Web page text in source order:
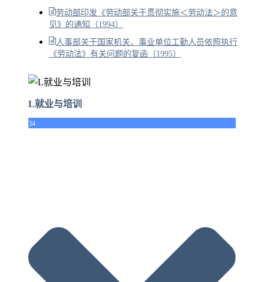
劳动部印发《劳动部关于贯彻实施＜劳动法＞的意
见》的通知（1994）
人事部关于国家机关、事业单位工勤人员依照执行
《劳动法》有关问题的复函（1995）
L就业与培训
34